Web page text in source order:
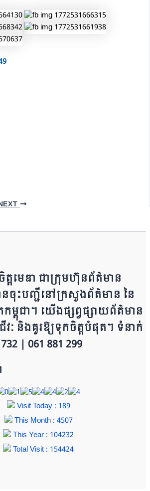
តមេឌា ជា​ក្រុ​​​​​ម​​​ហ៊ុន​ព័ត៌មាន​
ចុះបញ្ជីនៅក្រសួងព័ត៌មាន នៃ​​​​
ម្ពុជា។ យើ​ង​​​​​ផ្សព្វផ្សាយព័​ត៌​មា​​​​ន
វៈ និ​ងគួរ​ឱ្យ​ទុកចិត្ត​បំ​ផុត។ ទំនាក់
| 0​​​​​61 881 299
Visit Today : 189
This Month : 4507
This Year : 104232
Total Visit : 154424